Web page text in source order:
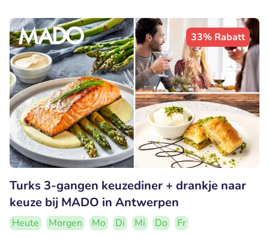
33% Rabatt
Turks 3-gangen keuzediner + drankje naar
keuze bij MADO in Antwerpen
Heute Morgen Mo Di Mi Do
Fr